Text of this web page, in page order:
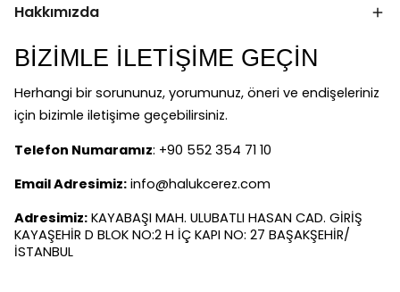
Hakkımızda
BİZİMLE İLETİŞİME GEÇİN
Herhangi bir sorununuz, yorumunuz, öneri ve endişeleriniz
için bizimle iletişime geçebilirsiniz.
Telefon Numaramız: +90 552 354 71 10
Email Adresimiz: info@halukcerez.com
Adresimiz: KAYABAŞI MAH. ULUBATLI HASAN CAD. GİRİŞ
KAYAŞEHİR D BLOK NO:2 H İÇ KAPI NO: 27 BAŞAKŞEHİR/
İSTANBUL